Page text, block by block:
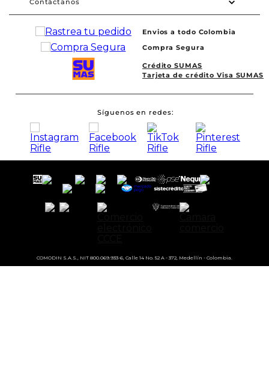
Contáctanos
Envios a todo Colombia
Compra Segura
Crédito SUMAS
Tarjeta de crédito Visa SUMAS
Síguenos en redes
COMODIN S.A.S., NIT 800.069.933-6, Calle 14 No. 52 A - 372, Medellín - Colombia.